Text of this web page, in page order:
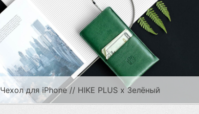
Чехол для iPhone // HIKE PLUS x Зелёный